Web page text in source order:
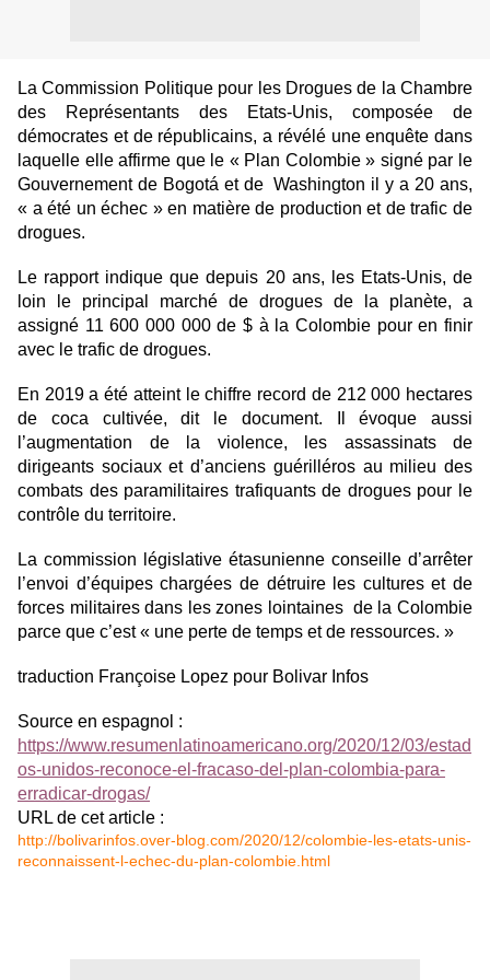
La Commission Politique pour les Drogues de la Chambre
des Représentants des Etats-Unis, composée de
démocrates et de républicains, a révélé une enquête dans
laquelle elle affirme que le « Plan Colombie » signé par le
Gouvernement de Bogotá et de Washington il y a 20 ans,
« a été un échec » en matière de production et de trafic de
drogues.
Le rapport indique que depuis 20 ans, les Etats-Unis, de
loin le principal marché de drogues de la planète, a
assigné 11 600 000 000 de $ à la Colombie pour en finir
avec le trafic de drogues.
En 2019 a été atteint le chiffre record de 212 000 hectares
de coca cultivée, dit le document. Il évoque aussi
l’augmentation de la violence, les assassinats de
dirigeants sociaux et d’anciens guérilléros au milieu des
combats des paramilitaires trafiquants de drogues pour le
contrôle du territoire.
La commission législative étasunienne conseille d’arrêter
l’envoi d’équipes chargées de détruire les cultures et de
forces militaires dans les zones lointaines de la Colombie
parce que c’est « une perte de temps et de ressources. »
traduction Françoise Lopez pour Bolivar Infos
Source en espagnol :
https://www.resumenlatinoamericano.org/2020/12/03/estad
os-unidos-reconoce-el-fracaso-del-plan-colombia-para-
erradicar-drogas/
URL de cet article :
http://bolivarinfos.over-blog.com/2020/12/colombie-les-etats-unis-
reconnaissent-l-echec-du-plan-colombie.html